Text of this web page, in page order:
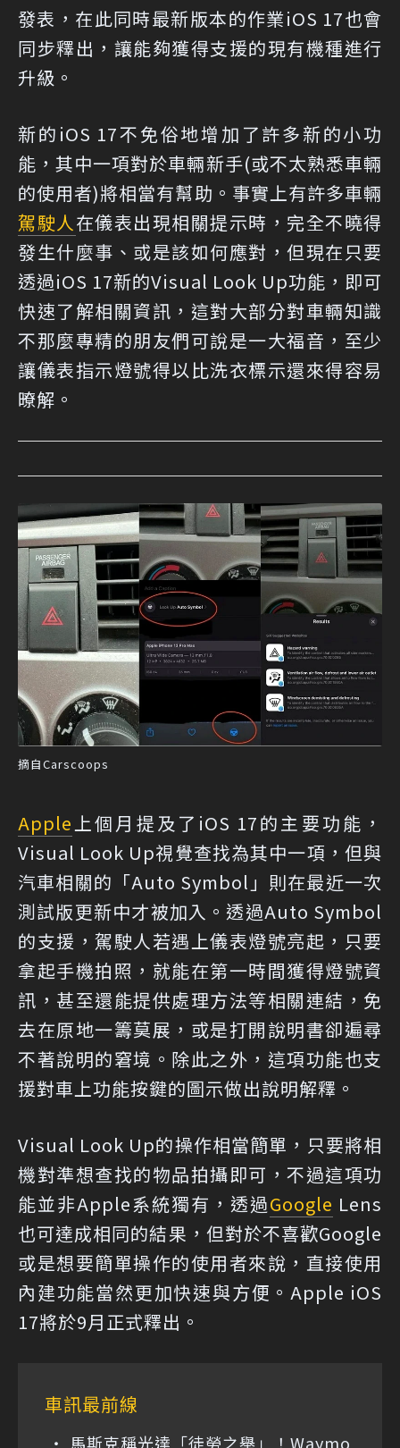
發表，在此同時最新版本的作業iOS 17也會
同步釋出，讓能夠獲得支援的現有機種進行
升級。
新的iOS 17不免俗地增加了許多新的小功
能，其中一項對於車輛新手(或不太熟悉車輛
的使用者)將相當有幫助。事實上有許多車輛
駕駛人在儀表出現相關提示時，完全不曉得
發生什麼事、或是該如何應對，但現在只要
透過iOS 17新的Visual Look Up功能，即可
快速了解相關資訊，這對大部分對車輛知識
不那麼專精的朋友們可說是一大福音，至少
讓儀表指示燈號得以比洗衣標示還來得容易
暸解。
摘自Carscoops
Apple 上個月提及了iOS 17的主要功能，
Visual Look Up視覺查找為其中一項，但與
汽車相關的「Auto Symbol」則在最近一次
測試版更新中才被加入。透過Auto Symbol
的支援，駕駛人若遇上儀表燈號亮起，只要
拿起手機拍照，就能在第一時間獲得燈號資
訊，甚至還能提供處理方法等相關連結，免
去在原地一籌莫展，或是打開說明書卻遍尋
不著說明的窘境。除此之外，這項功能也支
援對車上功能按鍵的圖示做出說明解釋。
Visual Look Up的操作相當簡單，只要將相
機對準想查找的物品拍攝即可，不過這項功
能並非Apple系統獨有，透過Google Lens
也可達成相同的結果，但對於不喜歡Google
或是想要簡單操作的使用者來說，直接使用
內建功能當然更加快速與方便。Apple iOS
17將於9月正式釋出。
車訊最前線
馬斯克稱光達「徒勞之舉」！Waymo